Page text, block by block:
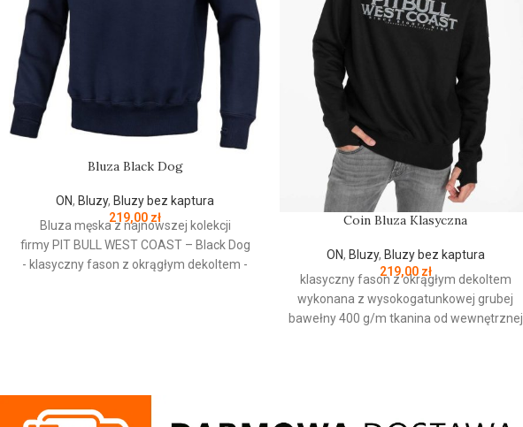
Bluza Black Dog
ON, Bluzy, Bluzy bez kaptura
219,00 zł
Bluza męska z najnowszej kolekcji
firmy PIT BULL WEST COAST– Black Dog
- klasyczny fason z okrągłym dekoltem -
kciuk - od wewnętrznej strony lamówka
Coin Bluza Klasyczna
ON, Bluzy, Bluzy bez kaptura
219,00 zł
klasyczny fason z okrągłym dekoltem
wykonana z wysokogatunkowej grubej
bawełny 400 g/m tkanina od wewnętrznej